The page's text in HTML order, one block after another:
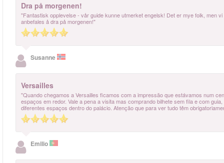
Dra på morgenen!
"Fantastisk opplevelse - vår guide kunne utmerket engelsk! Det er mye folk, men
anbefales å dra på morgenen!"
Susanne
Versailles
"Quando chegamos a Versailles ficamos com a impressão que estávamos num
espaços em redor. Vale a pena a visita mas comprando bilhete sem fila e com
diferentes espaços dentro do palácio. Atenção que para ver tudo têm
Emilio